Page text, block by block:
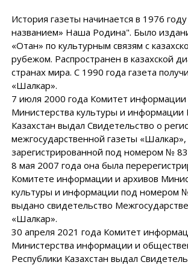
История газеты начинается в 1976
названием» Наша Родина". Было
«Отан» по культурным связям с
рубежом. Распространен в казахской
странах мира. С 1990 года газета
«Шалкар».
7 июля 2000 года Комитет информации
Министерства культуры и информации
Казахстан выдал Свидетельство о
межгосударственной газеты «Шалкар»,
зарегистрированной под номером №
8 мая 2007 года она была
Комитете информации и архивов
культуры и информации под номером
выдано свидетельство
«Шалкар».
30 апреля 2021 года Комитет
Министерства информации и
Республики Казахстан выдал